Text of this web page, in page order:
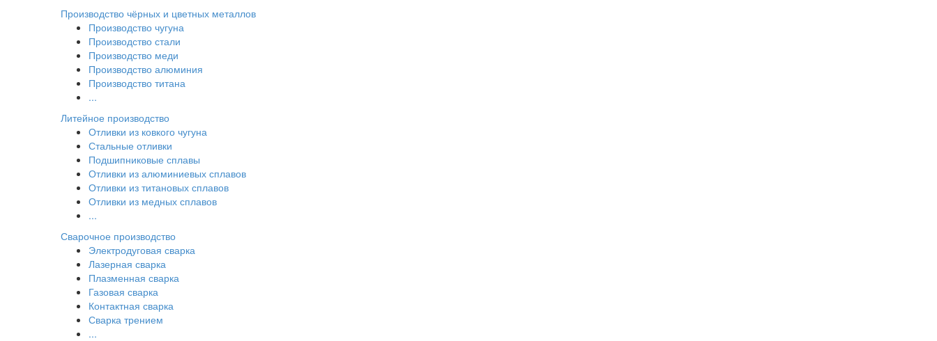
Производство чёрных и цветных металлов
Производство чугуна
Производство стали
Производство меди
Производство алюминия
Производство титана
...
Литейное производство
Отливки из ковкого чугуна
Стальные отливки
Подшипниковые сплавы
Отливки из алюминиевых сплавов
Отливки из титановых сплавов
Отливки из медных сплавов
...
Сварочное производство
Электродуговая сварка
Лазерная сварка
Плазменная сварка
Газовая сварка
Контактная сварка
Сварка трением
...